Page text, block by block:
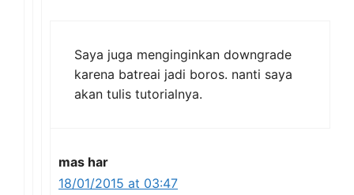
Saya juga menginginkan downgrade
karena batreai jadi boros. nanti saya
akan tulis tutorialnya.
mas har
18/01/2015 at 03:47